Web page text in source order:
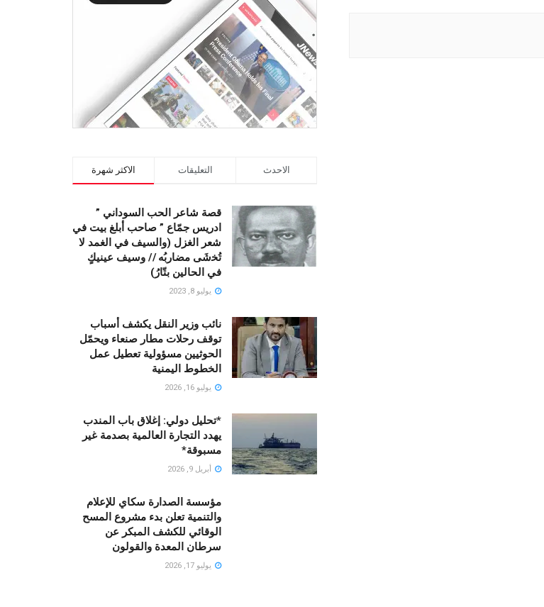
الاكثر شهرة التعليقات الاحدث
قصة شاعر الحب السوداني ”
ادريس جمّاع ” صاحب أبلغ بيت في
شعر الغزل (وﺍﻟﺴﻴﻒ ﻓﻲ الغمد ﻻ
ﺗُﺨشَى مضاربُه // ﻭﺳﻴﻒ ﻋﻴﻨﻴﻚٍ
ﻓﻲ ﺍﻟﺤﺎﻟﻴﻦ ﺑﺘّﺎﺭُ)
يوليو 8, 2023
نائب وزير النقل يكشف أسباب
توقف رحلات مطار صنعاء ويحمّل
الحوثيين مسؤولية تعطيل عمل
الخطوط اليمنية
يوليو 16, 2026
*تحليل دولي: إغلاق باب المندب
يهدد التجارة العالمية بصدمة غير
مسبوقة*
أبريل 9, 2026
مؤسسة الصدارة سكاي للإعلام
والتنمية تعلن بدء مشروع المسح
الوقائي للكشف المبكر عن
سرطان المعدة والقولون
يوليو 17, 2026